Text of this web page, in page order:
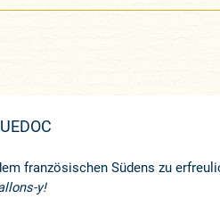
französischen Südens zu
y!